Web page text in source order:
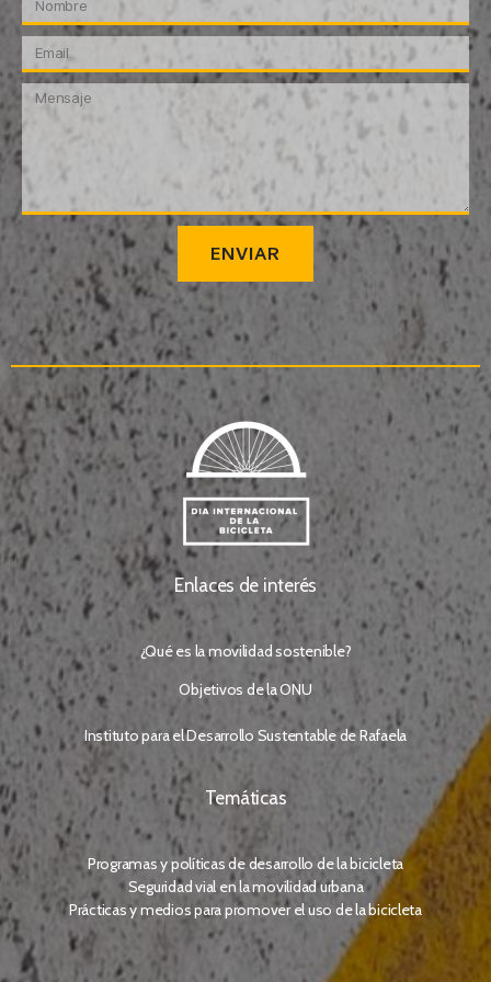
ENVIAR
Enlaces de interés
¿Qué es la movilidad sostenible?
Objetivos de la ONU
Instituto para el Desarrollo Sustentable de Rafaela
Temáticas
Programas y políticas de desarrollo de la bicicleta
Seguridad vial en la movilidad urbana
Prácticas y medios para promover el uso de la bicicleta